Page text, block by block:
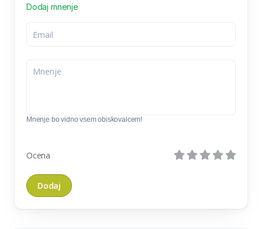
Dodaj mnenje
Mnenje bo vidno vsem obiskovalcem!
Ocena